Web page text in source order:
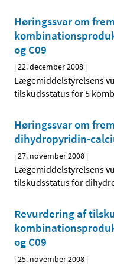
Høringssvar om
og C09
|22. december 2008 |
Lægemiddelstyrelsens
tilskudsstatus for 5
Høringssvar om
dihydropyridin-
|27. november 2008 |
Lægemiddelstyrelsens
tilskudsstatus for
Revurdering af
og C09
|25. november 2008 |